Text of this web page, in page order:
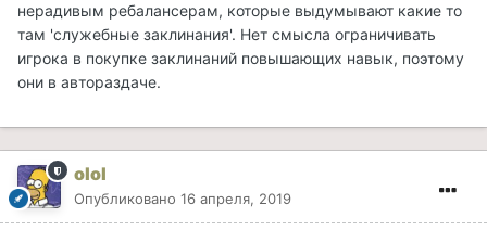
нерадивым ребалансерам, которые выдумывают какие то
там 'служебные заклинания'. Нет смысла ограничивать
игрока в покупке заклинаний повышающих навык, поэтому
они в автораздаче.
olol
Опубликовано 16 апреля, 2019